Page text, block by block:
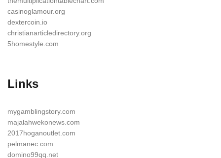
casinoglamour.org
dextercoin.io
christianarticledirectory.org
5homestyle.com
Links
mygamblingstory.com
majalahwekonews.com
2017hoganoutlet.com
pelmanec.com
domino99qq.net